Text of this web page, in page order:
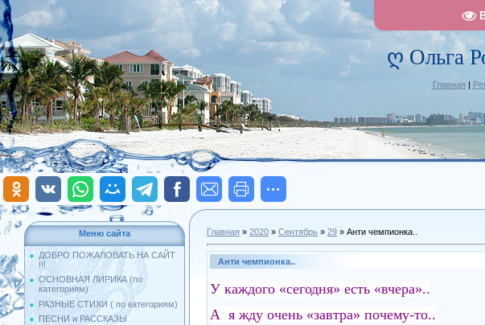
ღ Ольга
Главная |
Меню сайта
ДОБРО ПОЖАЛОВАТЬ НА САЙТ
!!!
ОСНОВНАЯ ЛИРИКА (по
категориям)
РАЗНЫЕ СТИХИ ( по категориям)
ПЕСНИ и РАССКАЗЫ
Главная » 2020 » Сентябрь » 29 » Анти чемпионка..
Анти чемпионка..
У каждого «сегодня» есть «вчера»..
А я жду очень «завтра» почему-то..